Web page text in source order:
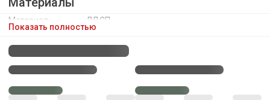
Материал
каркаса
ЛДСП
Материал ручек
Пластик
Материал
фасада
ЛДСП, зеркало
Каркас
Показать полностью